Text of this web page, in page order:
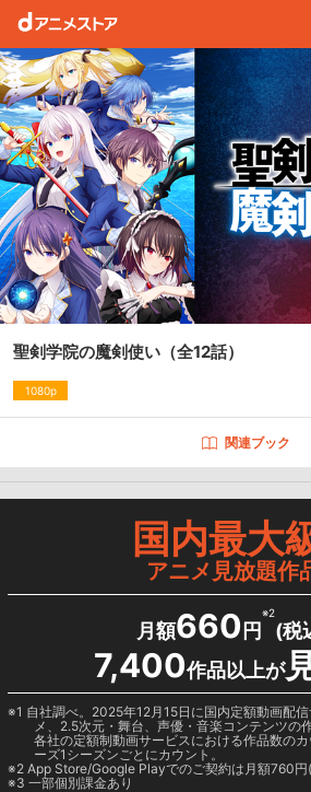
聖剣学院の魔剣使い （全12話）
1080p
関連ブック
国内最大
アニメ見放題作
月額660 円
※2
(税
7,400作品以上が
1 自社調べ。2025年12月15日に国内定額動画配
メ、2.5次元・舞台、声優・音楽コンテンツの
各社の定額制動画サービスにおける作品数の
ーズ1シーズンごとにカウント。
2 App Store/Google Playでのご契約は月額760円
3 一部個別課金あり